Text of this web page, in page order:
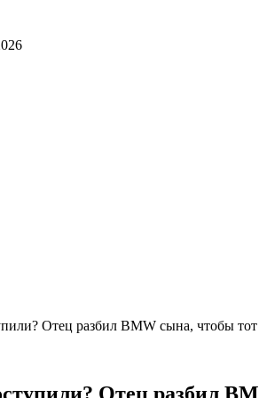
Отец разбил BMW сына, чтобы тот